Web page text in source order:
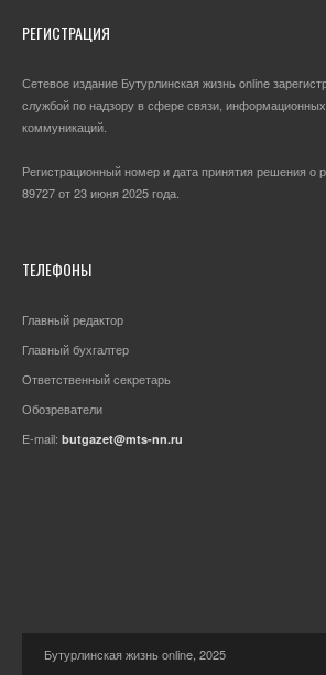
РЕГИСТРАЦИЯ
Сетевое издание Бутурлинская жизнь online
службой по надзору в сфере связи,
коммуникаций.
Регистрационный номер и дата принятия решения
89727 от 23 июня 2025 года.
ТЕЛЕФОНЫ
Главный редактор
Главный бухгалтер
Ответственный секретарь
Обозреватели
E-mail: butgazet@mts-nn.ru
Бутурлинская жизнь online, 2025